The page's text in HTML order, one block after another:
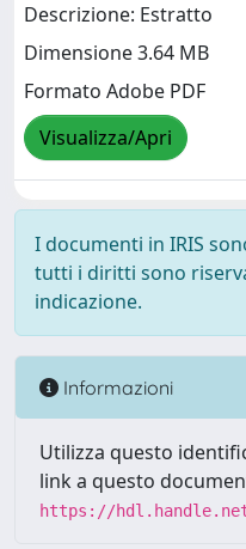
Descrizione: Estratto
Dimensione 3.64 MB
Formato Adobe PDF
Visualizza/Apri
I documenti in IRIS
tutti i diritti sono
indicazione.
Informazioni
Utilizza questo
link a questo
https://hdl.handle.net/